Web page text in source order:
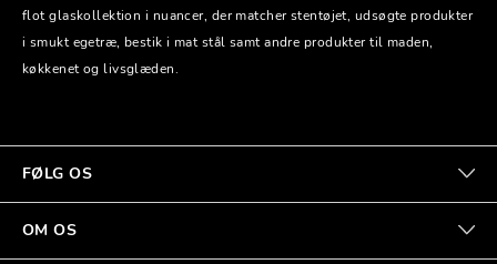
flot glaskollektion i nuancer, der matcher stentøjet, udsøgte produkter
i smukt egetræ, bestik i mat stål samt andre produkter til maden,
køkkenet og livsglæden.
FØLG OS
OM OS